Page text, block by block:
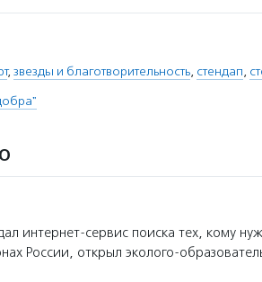
, звезды и благотворительность, стендап,
интернет-сервис поиска тех, кому
России, открыл эколого-